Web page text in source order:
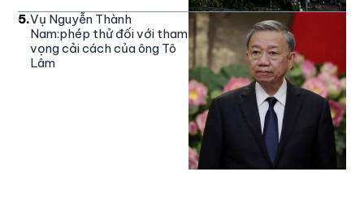
5.Vụ Nguyễn Thành
Nam:phép thử đối với tham
vọng cải cách của ông Tô
Lâm